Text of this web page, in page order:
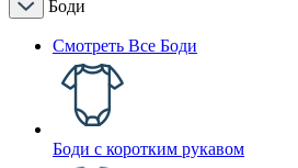
Боди
Смотреть Все Боди
Боди с коротким рукавом